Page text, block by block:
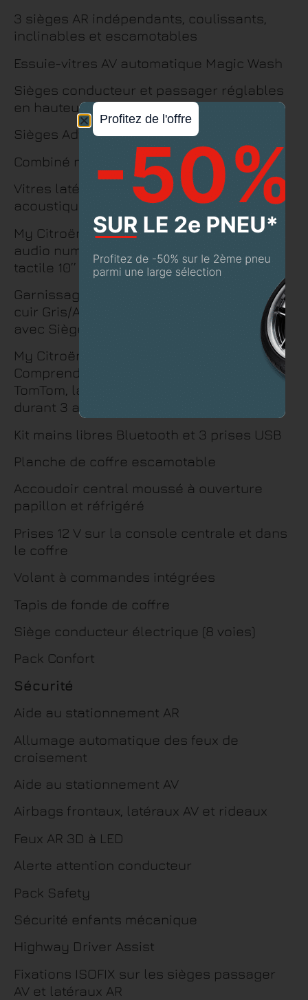
3 sièges AR indépendants, coulissants,
inclinables et escamotables
Essuie-vitres AV automatique Magic Wash
Sièges conducteur et passager réglables
en hauteur
Sièges Advanced Comfort
Combiné numérique 12,3″ personnalisable
Vitres latérales AV feuilletées et
acoustiques
My Citroën Play Mirror Screen ,Système
audio numérique (DAB) MP3 6 HP,Tablette
tactile 10’’
Garnissage Cuir Grainé Noir/Tissu effect
cuir Gris/Ambiance Metropolitan Black
avec Sièges Advanced Comfort
My Citroën Drive avec écran tactile 10″
Comprend le système de navigation
TomTom, la reconnaissance vocale et
durant 3 ans les services Connect Nav
Kit mains libres Bluetooth et 3 prises USB
Planche de coffre escamotable
Accoudoir central moussé à ouverture
papillon et réfrigéré
Prises 12 V sur la console centrale et dans
le coffre
Volant à commandes intégrées
Tapis de fonde de coffre
Siège conducteur électrique (8 voies)
Pack Confort
Sécurité
Aide au stationnement AR
Allumage automatique des feux de
croisement
Aide au stationnement AV
Airbags frontaux, latéraux AV et rideaux
Feux AR 3D à LED
Alerte attention conducteur
Pack Safety
Sécurité enfants mécanique
Highway Driver Assist
Fixations ISOFIX sur les sièges passager
AV et latéraux AR
Profitez de l'offre